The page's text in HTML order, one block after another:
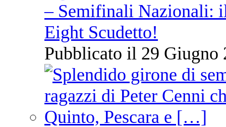
– Semifinali Nazionali:
Eight Scudetto!
Pubblicato il 29 Giugno